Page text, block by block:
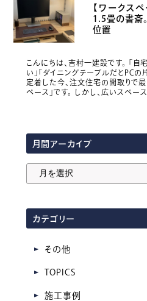
【ワークス
1.5畳の書斎
位置
こんにちは、吉村一建設です。 「
い」「ダイニングテーブルだとPC
定着した今、注文住宅の間取りで
ペース」です。 しかし、広いスペ
月間アーカイブ
ア
ー
カ
イ
カテゴリー
その他
TOPICS
施工事例